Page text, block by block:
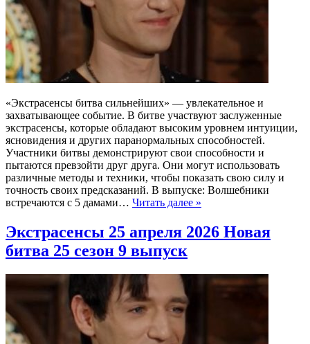
«Экстрасенсы битва сильнейших» — увлекательное и
захватывающее событие. В битве участвуют заслуженные
экстрасенсы, которые обладают высоким уровнем интуиции,
ясновидения и других паранормальных способностей.
Участники битвы демонстрируют свои способности и
пытаются превзойти друг друга. Они могут использовать
различные методы и техники, чтобы показать свою силу и
точность своих предсказаний. В выпуске: Волшебники
встречаются с 5 дамами… Читать далее »
Экстрасенсы 25 апреля 2026 Новая
битва 25 сезон 9 выпуск